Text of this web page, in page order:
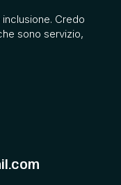
Credo
sono servizio,